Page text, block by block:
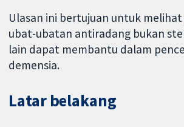
Ulasan ini bertujuan untuk
ubat-ubatan antiradang bukan
lain dapat membantu dalam
demensia.
Latar belakang